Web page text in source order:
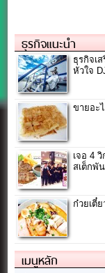
ธุรกิจแนะนำ
ธุรกิจเ
หัวใจ
ขายอะ
เจอ 4
สเต็กพั
ก๋วยเตี๋
เมนูหลัก